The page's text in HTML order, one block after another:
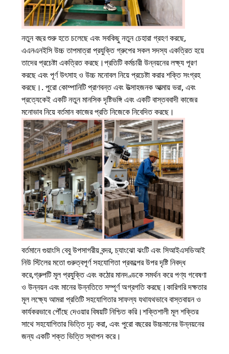
নতুন বছর শুরু হতে চলেছে এবং সবকিছু নতুন চেহারা গ্রহণ করছে,
এএনএনইসি উচ্চ তাপমাত্রা প্রযুক্তি গ্রুপের সকল সদস্য একত্রিত হয়ে
তাদের প্রচেষ্টা একত্রিত করছে।প্রতিটি কর্মচারী উন্নয়নের লক্ষ্য পূরণ
করছে এবং পূর্ণ উৎসাহ ও উচ্চ মনোবল নিয়ে প্রচেষ্টা করার শক্তি সংগ্রহ
করছে।. পুরো কোম্পানিটি প্রাণবন্ত এবং উত্সাহজনক আত্মায় ভরা, এবং
প্রত্যেকেই একটি নতুন মানসিক দৃষ্টিভঙ্গি এবং একটি বাস্তববাদী কাজের
মনোভাব নিয়ে বর্তমান কাজের প্রতি নিজেকে নিবেদিত করছে।
বর্তমানে গুয়াংসি বেবু উপসাগরীয় বন্দর, চ্যাংঝো ঝংটি এবং সিআইএসডিআই
নিউ স্টিলের মতো গুরুত্বপূর্ণ সহযোগিতা প্রকল্পের উপর দৃষ্টি নিবদ্ধ
করে,গ্রুপটি মূল প্রযুক্তি এবং কঠোর মানদণ্ডকে সমর্থন করে পণ্য গবেষণা
ও উন্নয়ন এবং মানের উন্নতিতে সম্পূর্ণ অগ্রগতি করছে।কারিগরি দক্ষতার
মূল লক্ষ্যে আমরা প্রতিটি সহযোগিতার সাফল্য যথাযথভাবে বাস্তবায়ন ও
কার্যকরভাবে পৌঁছে দেওয়ার বিষয়টি নিশ্চিত করি।শক্তিশালী মূল শক্তির
সাথে সহযোগিতার ভিত্তি দৃঢ় করা, এবং পুরো বছরের উচ্চমানের উন্নয়নের
জন্য একটি শক্ত ভিত্তি স্থাপন করে।